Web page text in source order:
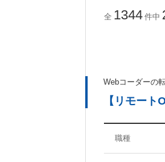
全 1344 件中
Webコーダーの
【リモー
職種